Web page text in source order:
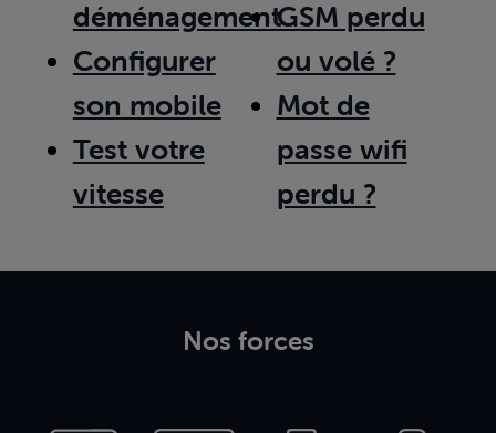
déménagement
Configurer
son mobile
Test votre
vitesse
GSM perdu
ou volé ?
Mot de
passe wifi
perdu ?
Nos forces